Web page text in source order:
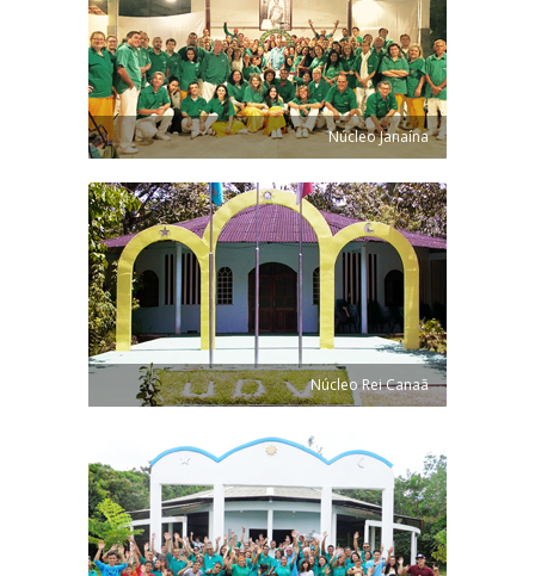
Núcleo Janaína
Núcleo Rei Canaã